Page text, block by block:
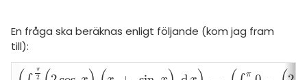
En fråga ska beräknas enligt följande (kom jag fram
till):
π
2 π
5
högskolan